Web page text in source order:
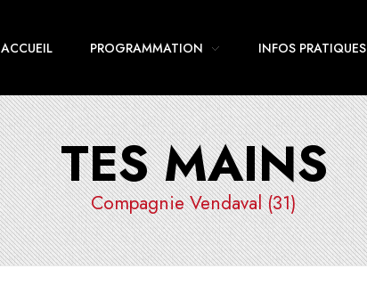
ACCUEIL PROGRAMMATION INFOS PRATIQUES
TES MAINS
Compagnie Vendaval (31)